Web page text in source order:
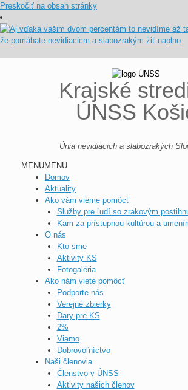
Preskočiť na obsah stránky
Krajské
ÚNSS
Únia nevidiacich a slabozrakých
MENUMENU
Domov
Aktuality
Ako vám vieme pomôcť
Služby pre ľudí so zrakovým
Kam za prístupnou kultúrou a
O nás
Kto sme
Aktivity KS
Fotogaléria
Ako nám viete pomôcť
Podporte nás
Verejné zbierky
Dary pre KS
2%
Viamo
Dobrovoľníctvo
Naši členovia
Členstvo v ÚNSS
Aktivity našich členov